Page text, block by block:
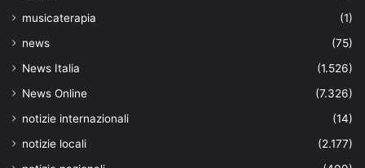
musicaterapia
(1)
news
(75)
News Italia
(1.526)
News Online
(7.326)
notizie internazionali
(14)
notizie locali
(2.177)